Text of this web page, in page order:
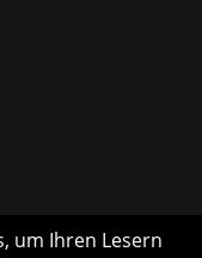
um Ihren Lesern